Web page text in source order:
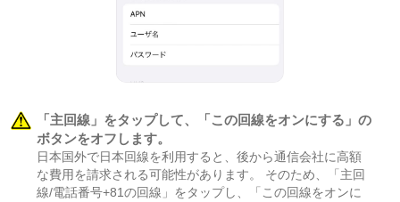
「主回線」をタップして、「この回線をオンにする」の
ボタンをオフします。
日本国外で日本回線を利用すると、後から通信会社に高額
な費用を請求される可能性があります。 そのため、「主回
線/電話番号+81の回線」をタップし、「この回線をオンに